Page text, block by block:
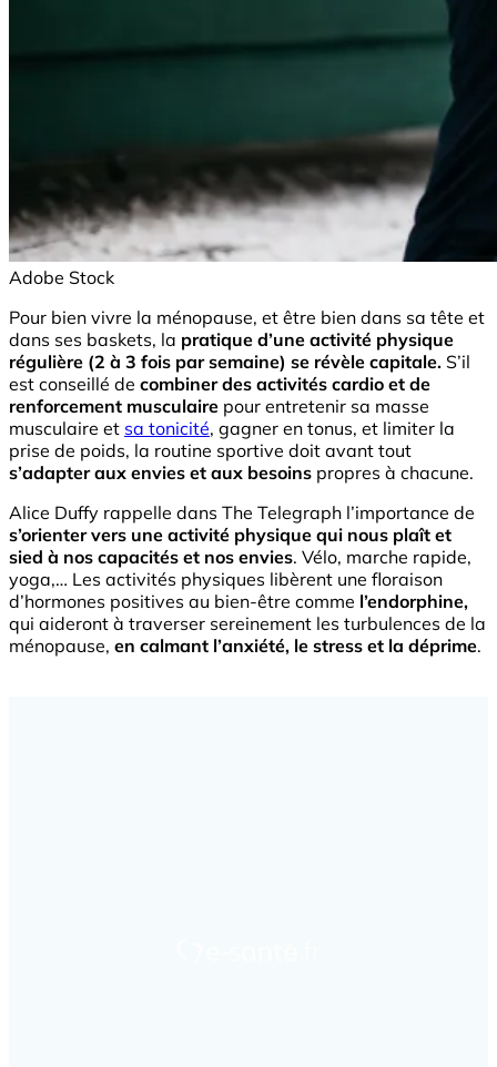
Adobe Stock
Pour bien vivre la ménopause, et être bien dans sa tête et
dans ses baskets, la pratique d’une activité physique
régulière (2 à 3 fois par semaine) se révèle capitale. S’il
est conseillé de combiner des activités cardio et de
renforcement musculaire pour entretenir sa masse
musculaire et sa tonicité, gagner en tonus, et limiter la
prise de poids, la routine sportive doit avant tout
s’adapter aux envies et aux besoins propres à chacune.
Alice Duffy rappelle dans The Telegraph l’importance de
s’orienter vers une activité physique qui nous plaît et
sied à nos capacités et nos envies. Vélo, marche rapide,
yoga,… Les activités physiques libèrent une floraison
d’hormones positives au bien-être comme l’endorphine,
qui aideront à traverser sereinement les turbulences de la
ménopause, en calmant l’anxiété, le stress et la déprime.